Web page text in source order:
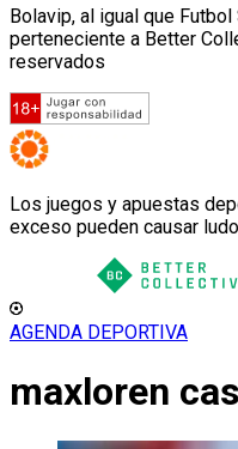
Bolavip, al igual que
perteneciente a Better
reservados
Los juegos y apuestas
exceso pueden causar
AGENDA DEPORTIVA
maxloren